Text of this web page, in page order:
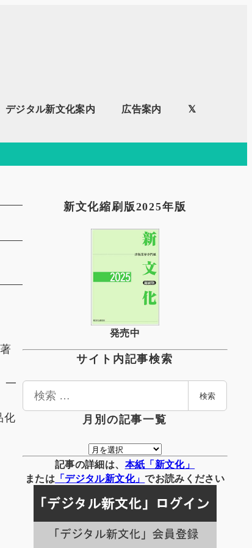
デジタル新文化案内 広告案内 𝕏
一
化
新文化縮刷版2025年版
発売中
サイト内記事検索
検
検索
月別の記事一覧
月
別
の
事
一
覧
記事の詳細は、 本紙「新文化」
または 「デジタル新文化」でお読みください